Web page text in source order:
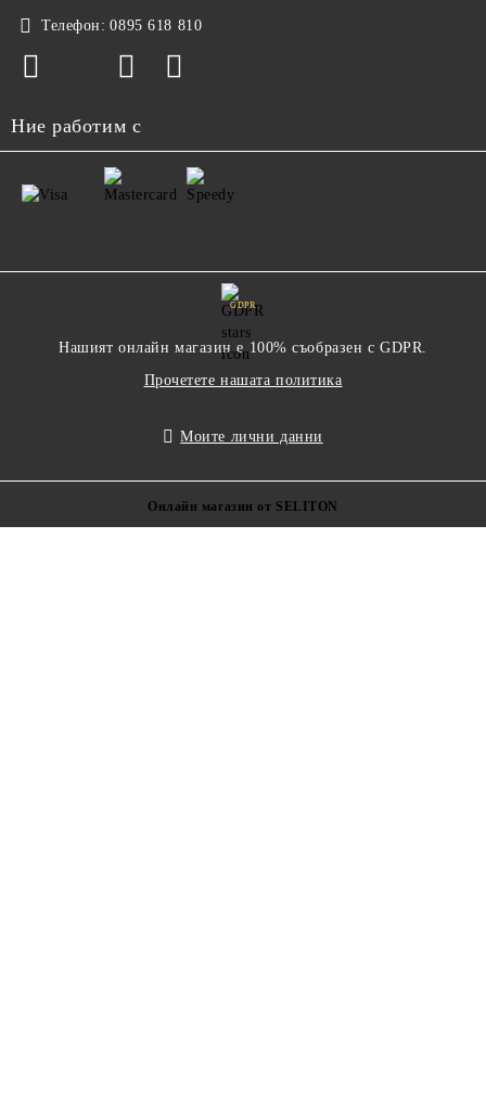
Телефон: 0895 618 810
Ние работим с
GDPR
Нашият онлайн магазин е 100% съобразен с GDPR.
Прочетете нашата политика
Моите лични данни
Онлайн магазин от SELITON